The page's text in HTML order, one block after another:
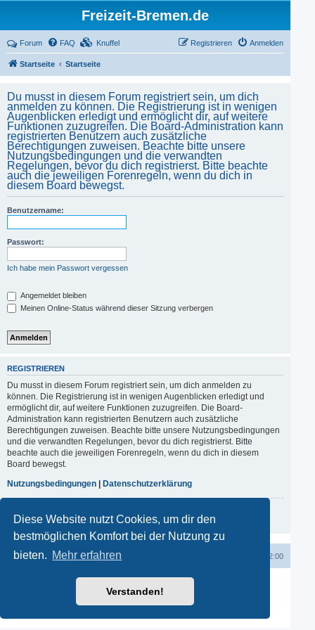
Diese Website nutzt Cookies, um dir den
bestmöglichen Komfort bei der Nutzung zu
bieten. Mehr erfahren
Verstanden!
Freizeit-Bremen.de
Forum FAQ Knuffel Anmelden
Registrieren
Startseite Startseite
Du musst in diesem Forum registriert sein, um dich
anmelden zu können. Die Registrierung ist in wenigen
Augenblicken erledigt und ermöglicht dir, auf weitere
Funktionen zuzugreifen. Die Board-Administration kann
registrierten Benutzern auch zusätzliche
Berechtigungen zuweisen. Beachte bitte unsere
Nutzungsbedingungen und die verwandten
Regelungen, bevor du dich registrierst. Bitte beachte
auch die jeweiligen Forenregeln, wenn du dich in
diesem Board bewegst.
Benutzername:
Passwort:
Ich habe mein Passwort vergessen
Angemeldet bleiben
Meinen Online-Status während dieser Sitzung verbergen
REGISTRIEREN
Du musst in diesem Forum registriert sein, um dich anmelden zu
können. Die Registrierung ist in wenigen Augenblicken erledigt und
ermöglicht dir, auf weitere Funktionen zuzugreifen. Die Board-
Administration kann registrierten Benutzern auch zusätzliche
Berechtigungen zuweisen. Beachte bitte unsere Nutzungsbedingungen
und die verwandten Regelungen, bevor du dich registrierst. Bitte
beachte auch die jeweiligen Forenregeln, wenn du dich in diesem
Board bewegst.
Nutzungsbedingungen | Datenschutzerklärung
Registrieren
Startseite Startseite UTC+02:00
Powered by
® Forum Software © phpBB Limited
Deutsche Übersetzung durch
phpBB SiteMaker